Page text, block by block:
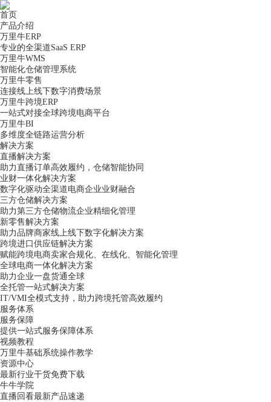
首页
产品介绍
万里牛ERP
专业的全渠道SaaS ERP
万里牛WMS
智能化仓储管理系统
万里牛零售
连接线上线下数字消费场景
万里牛跨境ERP
一站式对接全球跨境电商平台
万里牛BI
多维度全链路运营分析
解决方案
直播解决方案
助力直播订单高效履约，仓储智能协同
业财一体化解决方案
数字化驱动全渠道电商企业业财融合
三方仓储解决方案
助力第三方仓储物流企业精细化管理
新零售解决方案
助力品牌商家线上线下数字化解决方案
跨境进口供应链解决方案
赋能跨境电商卖家合规化、在线化、智能化管理
全球电商一体化解决方案
助力企业一盘货通全球
全托管一站式解决方案
IT/VMI全模式支持，助力跨境托管高效履约
服务体系
服务保障
提供一站式服务保障体系
视频教程
万里牛基础系统操作教学
资源中心
最新行业干货免费下载
牛牛学院
直播回看最新产品速递